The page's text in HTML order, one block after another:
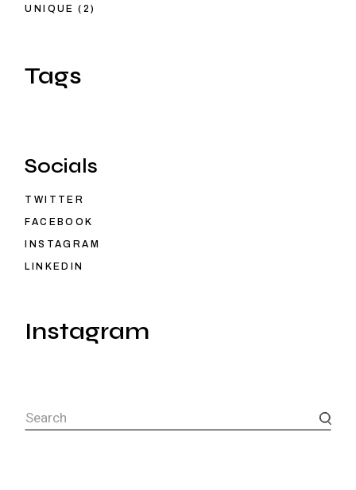
UNIQUE (2)
Tags
Socials
TWITTER
FACEBOOK
INSTAGRAM
LINKEDIN
Instagram